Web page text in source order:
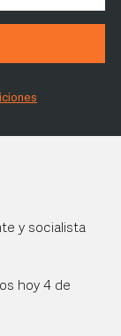
y socialista
hoy 4 de